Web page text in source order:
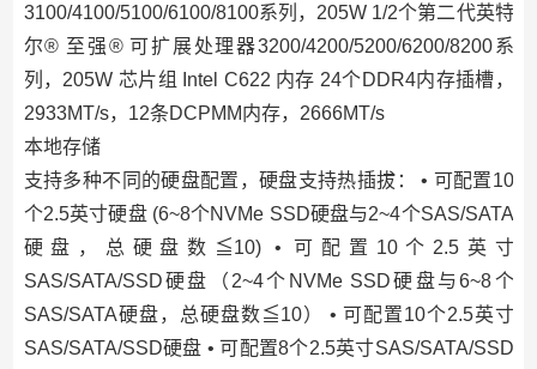
3100/4100/5100/6100/8100系列，205W 1/2个第二代英特
尔® 至强® 可扩展处理器3200/4200/5200/6200/8200系
列，205W 芯片组 Intel C622 内存 24个DDR4内存插槽，
2933MT/s，12条DCPMM内存，2666MT/s
本地存储
支持多种不同的硬盘配置，硬盘支持热插拔： • 可配置10
个2.5英寸硬盘 (6~8个NVMe SSD硬盘与2~4个SAS/SATA
硬盘，总硬盘数≦10) • 可配置10个2.5英寸
SAS/SATA/SSD硬盘（2~4个NVMe SSD硬盘与6~8个
SAS/SATA硬盘，总硬盘数≦10） • 可配置10个2.5英寸
SAS/SATA/SSD硬盘 • 可配置8个2.5英寸SAS/SATA/SSD